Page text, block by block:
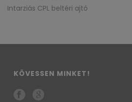
Intarziás CPL beltéri ajtó
KÖVESSEN MINKET!